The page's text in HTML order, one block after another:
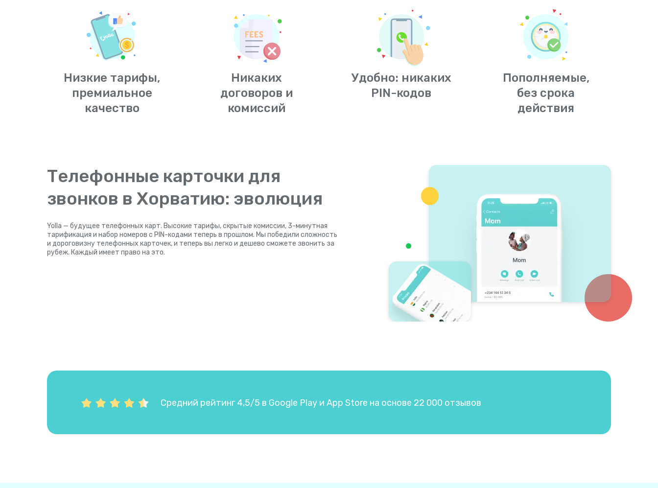
Низкие тарифы,
премиальное
качество
Никаких
договоров и
комиссий
Удобно: никаких
PIN-кодов
Пополняемые,
без срока
действия
Телефонные карточки для
звонков в Хорватию: эволюция
Yolla — будущее телефонных карт. Высокие тарифы, скрытые комиссии, 3-минутная
тарификация и набор номеров с PIN-кодами теперь в прошлом. Мы победили сложность
и дороговизну телефонных карточек, и теперь вы легко и дешево сможете звонить за
рубеж. Каждый имеет право на это.
Средний рейтинг 4,5/5 в Google Play и App Store на основе 22 000 отзывов